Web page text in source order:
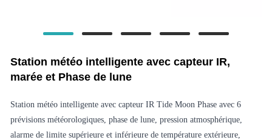
Station météo intelligente avec capteur IR,
marée et Phase de lune
Station météo intelligente avec capteur IR Tide Moon Phase avec 6
prévisions météorologiques, phase de lune, pression atmosphérique,
alarme de limite supérieure et inférieure de température extérieure,